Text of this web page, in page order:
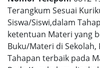
Terangkum Sesuai
Siswa/Siswi,dalam
ketentuan Materi yang
Buku/Materi di
Tahapan terbaik pada